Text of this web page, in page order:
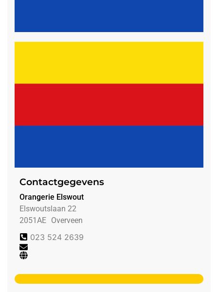
Contactgegevens
Orangerie Elswout
Elswoutslaan 22
2051AE Overveen
023 524 2639